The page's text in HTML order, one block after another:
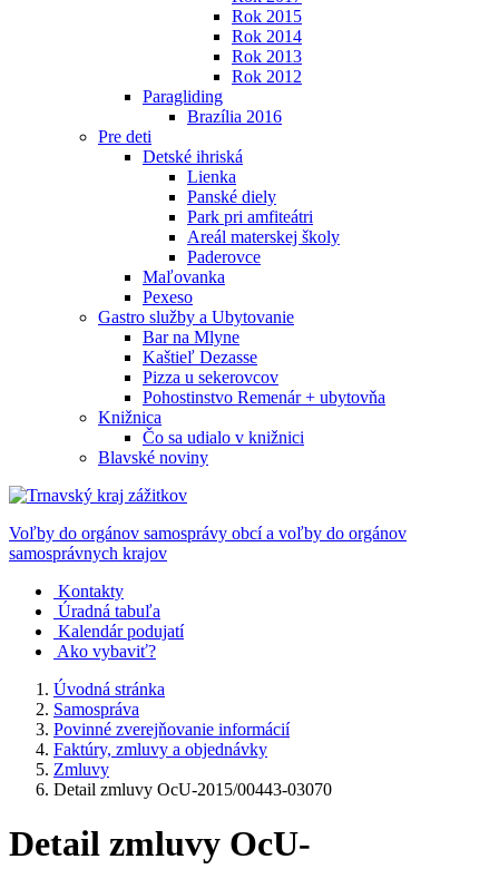
Rok 2015
Rok 2014
Rok 2013
Rok 2012
Paragliding
Brazília 2016
Pre deti
Detské ihriská
Lienka
Panské diely
Park pri amfiteátri
Areál materskej školy
Paderovce
Maľovanka
Pexeso
Gastro služby a Ubytovanie
Bar na Mlyne
Kaštieľ Dezasse
Pizza u sekerovcov
Pohostinstvo Remenár + ubytovňa
Knižnica
Čo sa udialo v knižnici
Blavské noviny
Voľby do orgánov samosprávy obcí a voľby do orgánov
samosprávnych krajov
Kontakty
Úradná tabuľa
Kalendár podujatí
Ako vybaviť?
Úvodná stránka
Samospráva
Povinné zverejňovanie informácií
Faktúry, zmluvy a objednávky
Zmluvy
Detail zmluvy OcU-2015/00443-03070
Detail zmluvy OcU-